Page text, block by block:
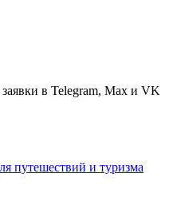
в Telegram, Max и VK
путешествий и туризма